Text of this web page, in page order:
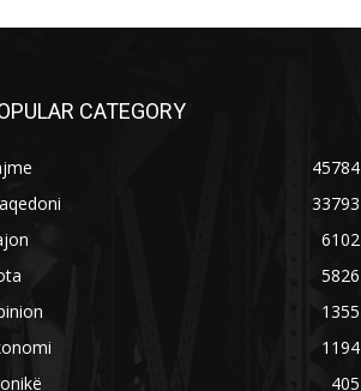
CATEGORY
45784
33793
6102
5826
1355
1194
405